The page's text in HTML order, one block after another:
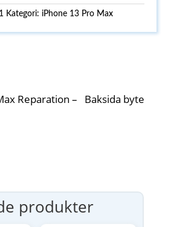
Kategori:iPhone 13 Pro Max
Reparation – Baksida byte
produkter